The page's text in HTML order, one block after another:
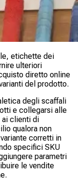
etichette dei
ulteriori
diretto online
del prodotto.
degli scaffali
e collegarsi alle
ai clienti di
qualora non
corretti in
specifici SKU
parametri
le vendite